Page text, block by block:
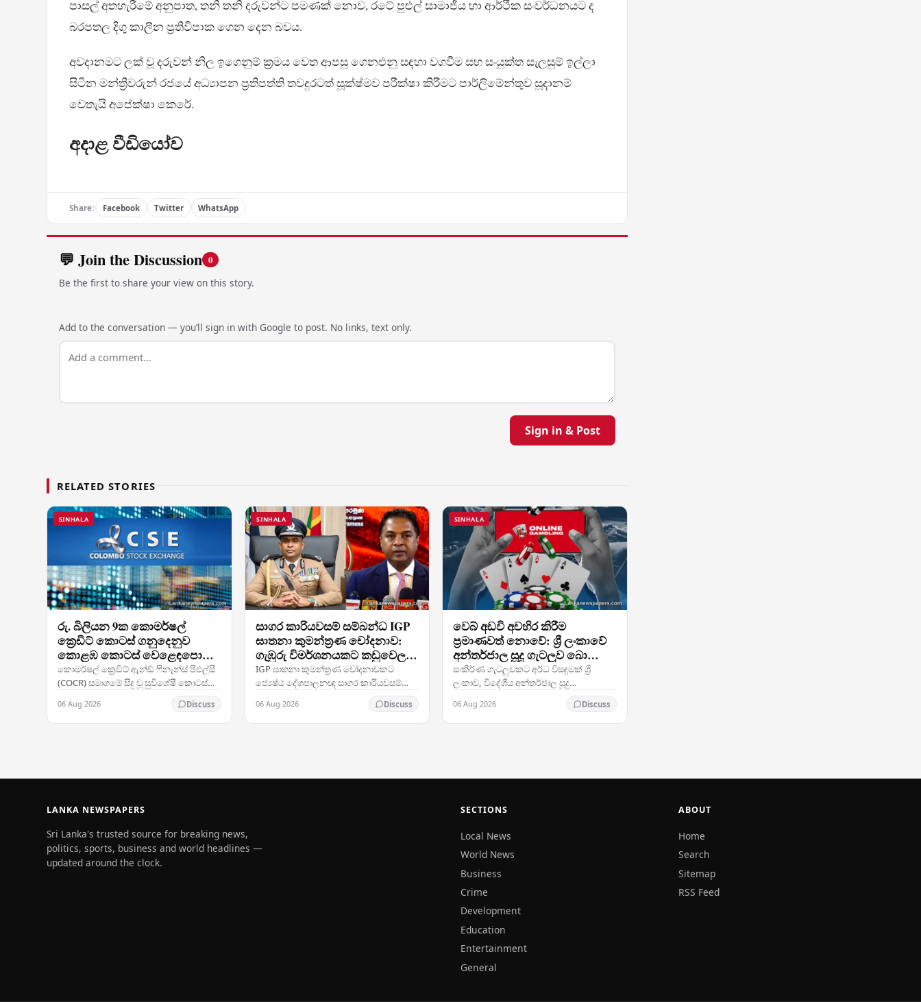
පාසල් අතහැරීමේ අනුපාත, තනි තනි දරුවන්ට පමණක් නොව, රටේ පුළුල් සාමාජීය හා ආර්ථික සංවර්ධනයට ද
බරපතල දිගු කාලීන ප්‍රතිවිපාක ගෙන දෙන බවය.
අවදානමට ලක් වූ දරුවන් නිල ඉගෙනුම් ක්‍රමය වෙත ආපසු ගෙනඑනු සඳහා වගවීම සහ සංයුක්ත සැලසුම් ඉල්ලා
සිටින මන්ත්‍රීවරුන් රජයේ අධ්‍යාපන ප්‍රතිපත්ති තවදුරටත් සූක්ෂ්මව පරීක්ෂා කිරීමට පාර්ලිමේන්තුව සූදානම්
වෙතැයි අපේක්ෂා කෙරේ.
අදාළ වීඩියෝව
Share: Facebook Twitter WhatsApp
💬 Join the Discussion 0
Be the first to share your view on this story.
Add to the conversation — you’ll sign in with Google to post. No links, text only.
Sign in & Post
RELATED STORIES
SINHALA
රු. බිලියන 9ක කොමර්ෂල්
ක්‍රෙඩිට් කොටස් ගනුදෙනුව
කොළඹ කොටස් වෙළෙඳපොළේ
ඓතිහාසික සංධිස්ථානයක්
සලකුණු කරයි
කොමර්ෂල් ක්‍රෙඩිට් ඇන්ඩ් ෆිනෑන්ස් පීඑල්සී
(COCR) සමාගමේ සිදු වූ සුවිශේෂී කොටස්
වෙළෙඳපොළේ (CSE) වාර්තා නැවත ලිවීමට
හේතු විය — සමාගමේ 28%ක…
06 Aug 2026 Discuss
SINHALA
සාගර කාරියවසම් සම්බන්ධ IGP
ඝාතනා කුමන්ත්‍රණ චෝදනාව:
ගැඹුරු විමර්ශනයකට කඩුවෙල
අධිකරණයෙන් අනුමැතිය
IGP ඝාතනා කුමන්ත්‍රණ චෝදනාවකට
ජ්‍යෙෂ්ඨ දේශපාලනඥ සාගර කාරියවසම්ගේ
නම සම්බන්ධ වී ඇති බවට කොළඹ මධ්‍යම
අපරාධ විමර්ශන කාර්යාංශය (CCIB) ඉදිරිපත්
කළ වාර්තාව සලකා බැලූ…
06 Aug 2026 Discuss
SINHALA
වෙබ් අඩවි අවහිර කිරීම
ප්‍රමාණවත් නොවේ: ශ්‍රී ලංකාවේ
අන්තර්ජාල සූදු ගැටලුව බොහෝ
දුරට ගැඹුරු වන්නේ ඇයි
සංකීර්ණ ගැටලුවකට අර්ධ විසඳුමක් ශ්‍රී
ලංකාව, විදේශීය අන්තර්ජාල සූදු
කර්මාන්තයට එරෙහිව දැඩි පියවරක්
ගනිමින්, ඒ හා සම්බන්ධ වෙබ් අඩවිවලට
ප්‍රවේශය අවහිර කර ඇත.…
06 Aug 2026 Discuss
LANKA NEWSPAPERS
Sri Lanka's trusted source for breaking news,
politics, sports, business and world headlines —
updated around the clock.
SECTIONS
Local News
World News
Business
Crime
Development
Education
Entertainment
General
ABOUT
Home
Search
Sitemap
RSS Feed